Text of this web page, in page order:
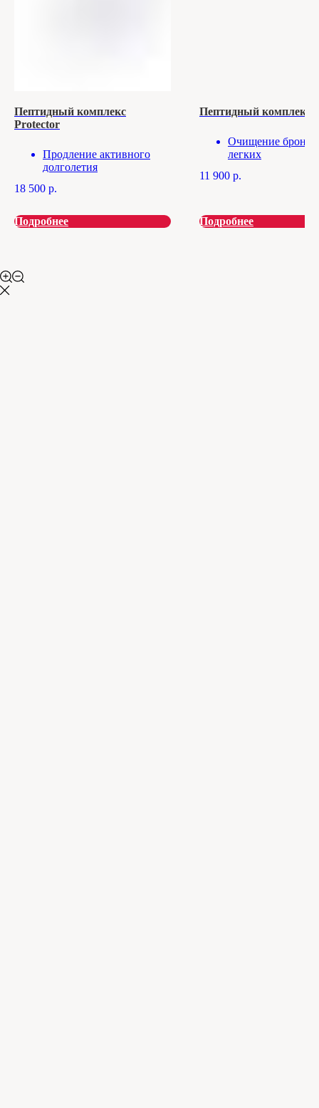
Пептидный комплекс
Protector
Продление активного
долголетия
Крепкий иммунитет
18 500 р.
Подробнее
Пептидный комплекс
Очищение
легких
Борьба с
Повышение
устойчивости к
11 900 р.
Подробнее